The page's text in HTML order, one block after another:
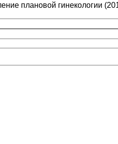
плановой гинекологии